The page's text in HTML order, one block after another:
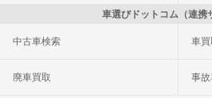
車選びドットコム（連携
中古車検索 車
廃車買取 事故